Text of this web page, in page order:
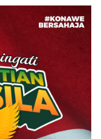
Tangki
Modifikasi: Kami
Tak Segan
Tindak Tegas!